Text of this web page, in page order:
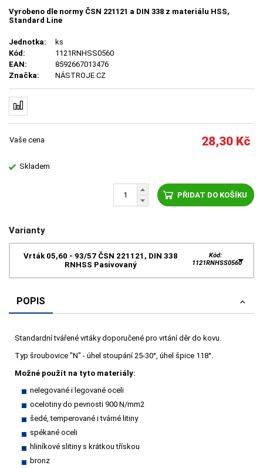
Vyrobeno dle normy ČSN 221121 a DIN 338 z materiálu HSS,
Standard Line
Jednotka:
ks
Kód:
1121RNHSS0560
EAN:
8592667013476
Značka:
NÁSTROJE CZ
Vaše cena 28,30 Kč
Skladem
PŘIDAT DO KOŠÍKU
Varianty
Vrták 05,60 - 93/57 ČSN 221121, DIN 338
RNHSS Pasivovaný
Kód:
1121RNHSS0560
POPIS
Standardní tvářené vrtáky doporučené pro vrtání děr do kovu.
Typ šroubovice "N" - úhel stoupání 25-30°, úhel špice 118°.
Možné použít na tyto materiály:
nelegované i legované oceli
ocelotiny do pevnosti 900 N/mm2
šedé, temperované i tvárné litiny
spékané oceli
hliníkové slitiny s krátkou třískou
bronz